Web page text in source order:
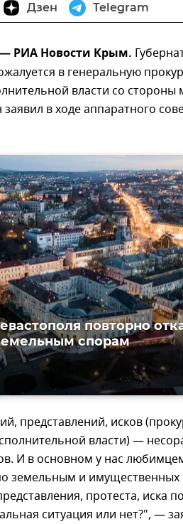
Дзен Telegram
РИА Новости Крым.
в генеральную
власти со стороны
в ходе аппаратного
повторно
спорам
представлений, исков
власти) —
И в основном у нас
земельным и
протеста, иска
ситуация или нет?", —